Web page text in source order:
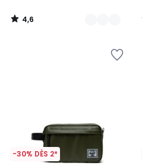
4,6
/
-30% DÈS 2*